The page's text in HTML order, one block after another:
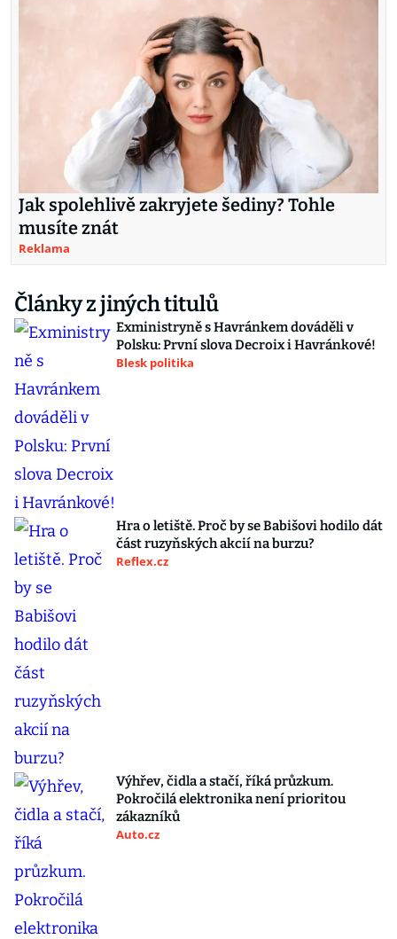
Jak spolehlivě zakryjete šediny? Tohle
musíte znát
Reklama
Články z jiných titulů
Exministryně s Havránkem dováděli v
Polsku: První slova Decroix i Havránkové!
Blesk politika
Hra o letiště. Proč by se Babišovi hodilo dát
část ruzyňských akcií na burzu?
Reflex.cz
Výhřev, čidla a stačí, říká průzkum.
Pokročilá elektronika není prioritou
zákazníků
Auto.cz